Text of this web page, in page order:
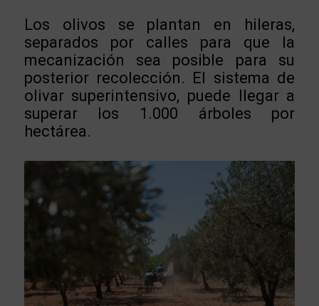
Los olivos se plantan en hileras,
separados por calles para que la
mecanización sea posible para su
posterior recolección. El sistema de
olivar superintensivo, puede llegar a
superar los 1.000 árboles por
hectárea.